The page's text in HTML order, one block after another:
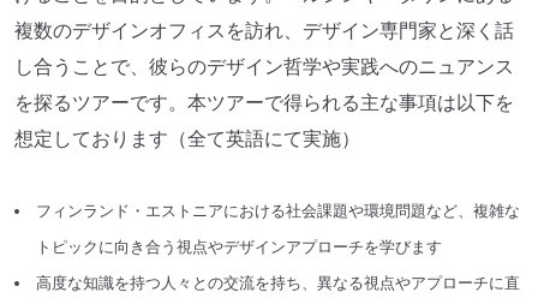
複数のデザインオフィスを訪れ、デザイン専門家と深く話
し合うことで、彼らのデザイン哲学や実践へのニュアンス
を探るツアーです。本ツアーで得られる主な事項は以下を
想定しております（全て英語にて実施）
フィンランド・エストニアにおける社会課題や環境問題など、複雑な
トピックに向き合う視点やデザインアプローチを学びます
⾼度な知識を持つ⼈々との交流を持ち、異なる視点やアプローチに直